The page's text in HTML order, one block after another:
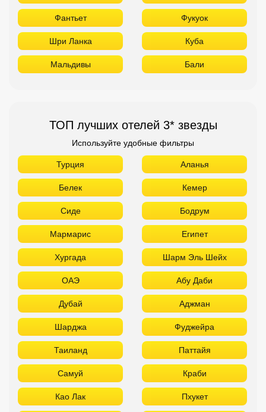
Фантьет Фукуок
Шри Ланка Куба
Мальдивы Бали
ТОП лучших отелей 3* звезды
Используйте удобные фильтры
Турция Аланья
Белек Кемер
Сиде Бодрум
Мармарис Египет
Хургада Шарм Эль Шейх
ОАЭ Абу Даби
Дубай Аджман
Шарджа Фуджейра
Таиланд Паттайя
Самуй Краби
Као Лак Пхукет